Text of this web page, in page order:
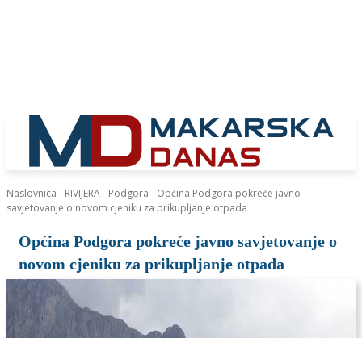
Naslovnica RIVIJERA Podgora
Općina Podgora pokreće javno
savjetovanje o novom cjeniku za prikupljanje otpada
Općina Podgora pokreće javno savjetovanje o
novom cjeniku za prikupljanje otpada